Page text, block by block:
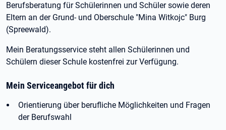
Berufsberatung für Schülerinnen und Schüler sowie deren
Eltern an der Grund- und Oberschule "Mina Witkojc" Burg
(Spreewald).
Mein Beratungsservice steht allen Schülerinnen und
Schülern dieser Schule kostenfrei zur Verfügung.
Mein Serviceangebot für dich
Orientierung über berufliche Möglichkeiten und Fragen
der Berufswahl